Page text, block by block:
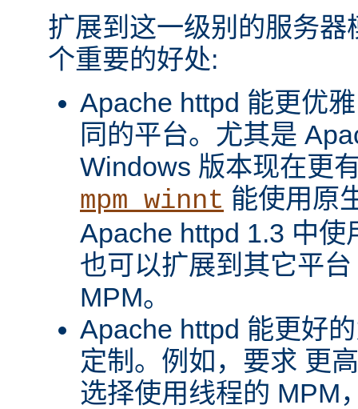
扩展到这一级别的服务
个重要的好处:
Apache httpd 能更优
同的平台。尤其是
Windows 版本现在更
mpm_winnt 能使用原
Apache httpd 1.3 中使
也可以扩展到其它平
MPM。
Apache httpd 能更好
定制。例如，要求 更
选择使用线程的 MPM